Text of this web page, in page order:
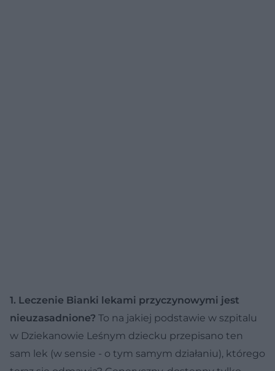
1. Leczenie Bianki lekami przyczynowymi jest
nieuzasadnione? To na jakiej podstawie w szpitalu
w Dziekanowie Leśnym dziecku przepisano ten
sam lek (w sensie - o tym samym działaniu), którego